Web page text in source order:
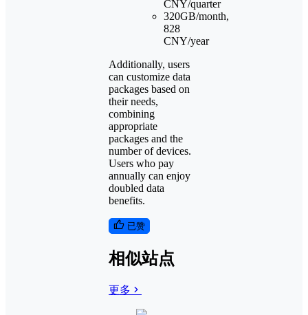
CNY/quarter
320GB/month,
828
CNY/year
Additionally, users
can customize data
packages based on
their needs,
combining
appropriate
packages and the
number of devices.
Users who pay
annually can enjoy
doubled data
benefits.
已赞
相似站点
更多